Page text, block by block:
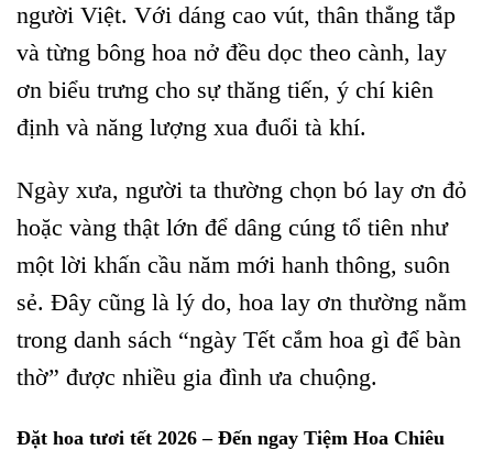
người Việt. Với dáng cao vút, thân thẳng tắp
và từng bông hoa nở đều dọc theo cành, lay
ơn biểu trưng cho sự thăng tiến, ý chí kiên
định và năng lượng xua đuổi tà khí.
Ngày xưa, người ta thường chọn bó lay ơn đỏ
hoặc vàng thật lớn để dâng cúng tổ tiên như
một lời khấn cầu năm mới hanh thông, suôn
sẻ. Đây cũng là lý do, hoa lay ơn thường nằm
trong danh sách “ngày Tết cắm hoa gì để bàn
thờ” được nhiều gia đình ưa chuộng.
Đặt hoa tươi tết 2026 – Đến ngay Tiệm Hoa Chiêu